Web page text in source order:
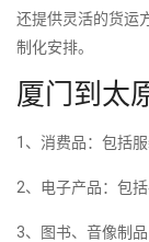
还提供灵活的货运
制化安排。
厦门到太
1、消费品：包括
2、电子产品：包
3、图书、音像制